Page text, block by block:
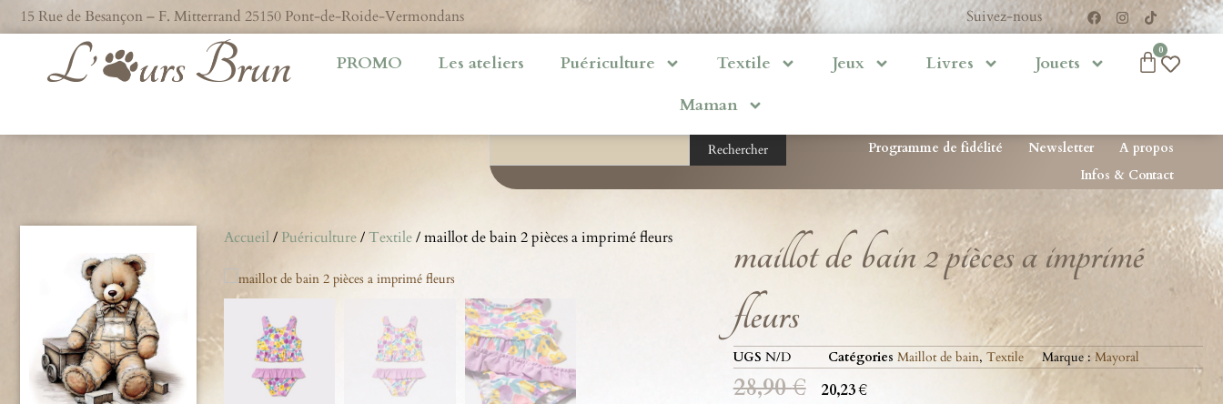
15 Rue de Besançon – F. Mitterrand 25150 Pont-de-Roide-Vermondans Suivez-nous
PROMO Les ateliers Puériculture Textile Jeux Livres
Jouets
Maman
0
Rechercher Programme de fidélité Newsletter
A propos
Infos & Contact
Accueil / Puériculture/Textile/ maillot de bain 2 pièces a imprimé fleurs
maillot de bain 2 pièces a imprimé
fleurs
UGS N/D Catégories Maillot de bain, Textile Marque :Mayoral
28,90€ 20,23€